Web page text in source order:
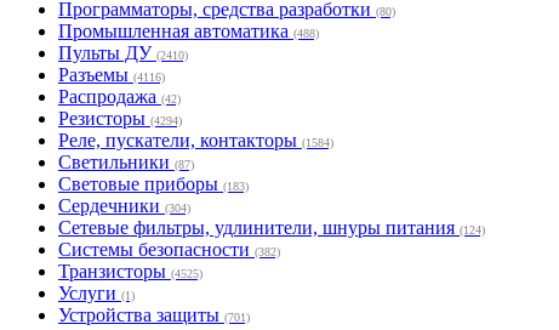
Программаторы, средства разработки (80)
Промышленная автоматика (488)
Пульты ДУ (2410)
Разъемы (4116)
Распродажа (42)
Резисторы (4294)
Реле, пускатели, контакторы (1584)
Светильники (87)
Световые приборы (183)
Сердечники (304)
Сетевые фильтры, удлинители, шнуры питания (124)
Системы безопасности (382)
Транзисторы (4525)
Услуги (1)
Устройства защиты (701)